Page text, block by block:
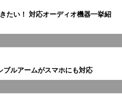
たい！ 対応オーディオ機器一挙紹
ブルアームがスマホにも対応